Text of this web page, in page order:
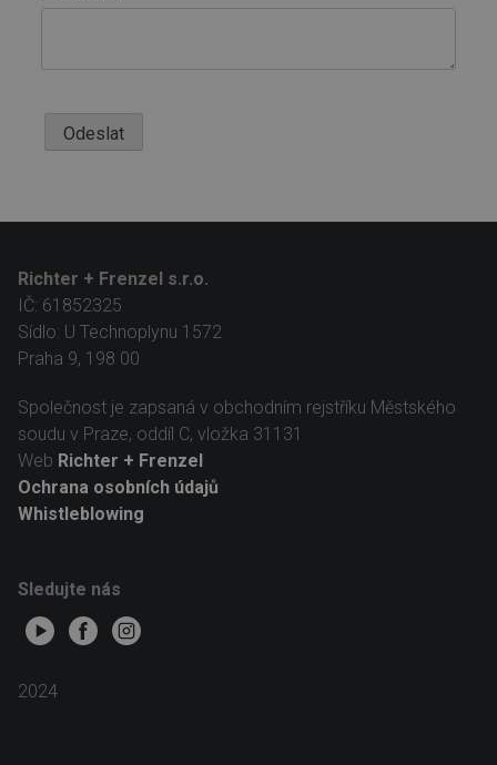
Odeslat
Richter + Frenzel s.r.o.
IČ: 61852325
Sídlo: U Technoplynu 1572
Praha 9, 198 00
Společnost je zapsaná v obchodním rejstříku Městského
soudu v Praze, oddíl C, vložka 31131
Web Richter + Frenzel
Ochrana osobních údajů
Whistleblowing
Sledujte nás
2024